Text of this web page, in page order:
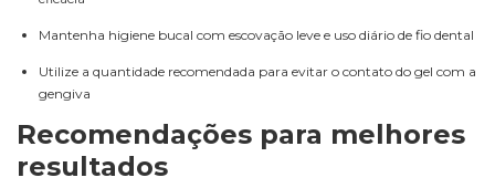
Mantenha higiene bucal com escovação leve e uso diário de fio dental
Utilize a quantidade recomendada para evitar o contato do gel com a
gengiva
Recomendações para melhores
resultados